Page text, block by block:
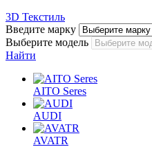
3D Текстиль
Введите марку
Выберите модель
Найти
AITO Seres
AUDI
AVATR